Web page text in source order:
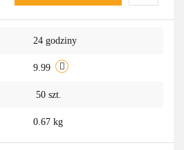
Do
24 godziny
9.99
50 szt.
0.67 kg